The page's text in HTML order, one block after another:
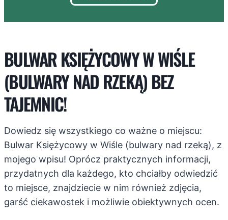
BULWAR KSIĘŻYCOWY W WIŚLE
(BULWARY NAD RZEKĄ) BEZ
TAJEMNIC!
Dowiedz się wszystkiego co ważne o miejscu:
Bulwar Księżycowy w Wiśle (bulwary nad rzeką), z
mojego wpisu! Oprócz praktycznych informacji,
przydatnych dla każdego, kto chciałby odwiedzić
to miejsce, znajdziecie w nim również zdjęcia,
garść ciekawostek i możliwie obiektywnych ocen.